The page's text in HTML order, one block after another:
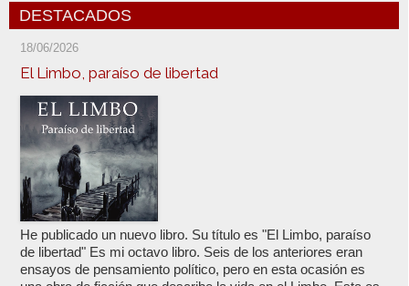
DESTACADOS
18/06/2026
El Limbo, paraíso de libertad
He publicado un nuevo libro. Su título es "El Limbo, paraíso
de libertad" Es mi octavo libro. Seis de los anteriores eran
ensayos de pensamiento político, pero en esta ocasión es